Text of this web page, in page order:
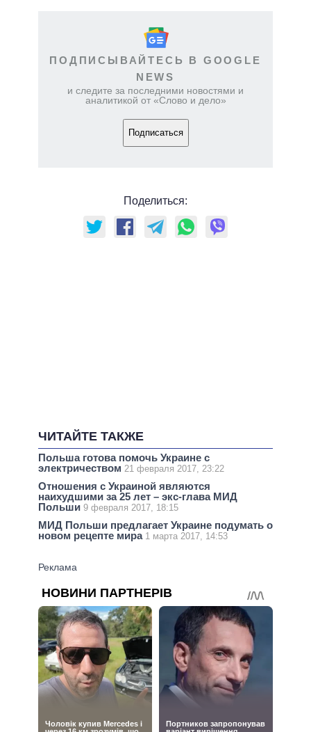
ПОДПИСЫВАЙТЕСЬ В GOOGLE
NEWS
и следите за последними новостями и
аналитикой от «Слово и дело»
Подписаться
Поделиться:
ЧИТАЙТЕ ТАКЖЕ
Польша готова помочь Украине с
электричеством 21 февраля 2017, 23:22
Отношения с Украиной являются
наихудшими за 25 лет – экс-глава МИД
Польши 9 февраля 2017, 18:15
МИД Польши предлагает Украине подумать о
новом рецепте мира 1 марта 2017, 14:53